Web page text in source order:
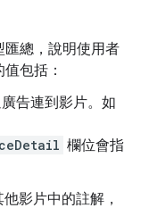
匯總，說明使用者
包括：
告連到影片。如
欄位會指
影片中的註解，